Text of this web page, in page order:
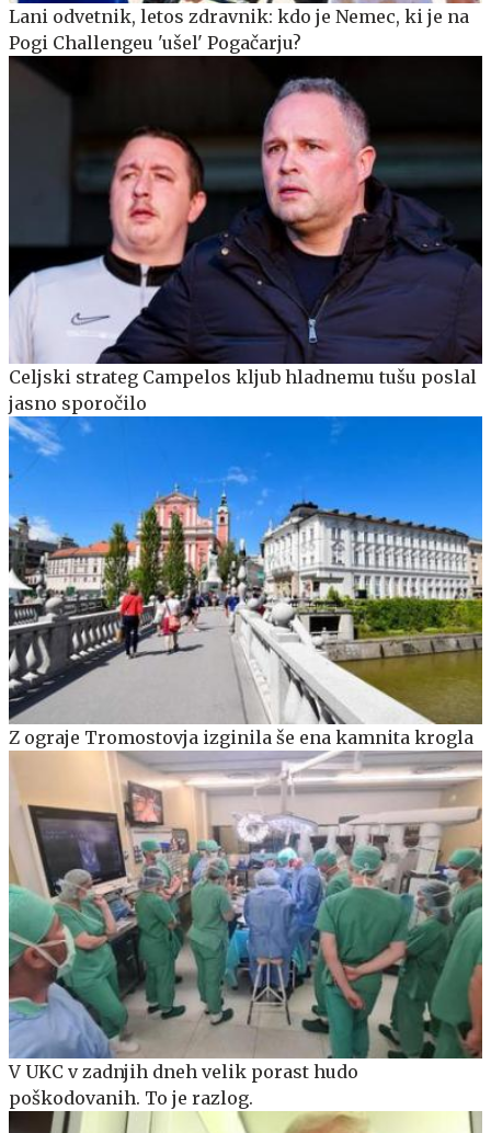
Lani odvetnik, letos zdravnik: kdo je Nemec, ki je na
Pogi Challengeu 'ušel' Pogačarju?
Celjski strateg Campelos kljub hladnemu tušu poslal
jasno sporočilo
Z ograje Tromostovja izginila še ena kamnita krogla
V UKC v zadnjih dneh velik porast hudo
poškodovanih. To je razlog.